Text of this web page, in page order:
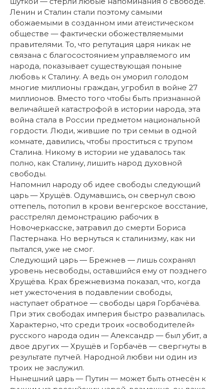
Ленин и Сталин стали поэтому самыми
обожаемыми в созданном ими атеистическом
обществе — фактически обожествляемыми
правителями. То, что репутация царя никак не
связана с благосостоянием управляемого им
народа, показывает существующая поныне
любовь к Сталину. А ведь он уморил голодом
многие миллионы граждан, угробил в войне 27
миллионов. Вместо того чтобы быть признанной
величайшей катастрофой в истории народа, эта
война стала в России предметом национальной
гордости. Люди, жившие по три семьи в одной
комнате, давились, чтобы проститься с трупом
Сталина. Никому в истории не удавалось так
полно, как Сталину, лишить народ духовной
свободы.
Напомнил народу об идее свободы следующий
царь — Хрущёв. Одумавшись, он свернул свою
оттепель, потопил в крови венгерское восстание,
расстрелял демонстрацию рабочих в
Новочеркасске, затравил до смерти Бориса
Пастернака. Но вернуться к сталинизму, как ни
пытался, уже не смог.
Следующий царь — Брежнев — лишь сохранял
уровень несвободы, оставшийся ему от позднего
Хрущёва. Крах брежневизма показал, что, когда
нет ужесточения в подавлении свободы,
наступает обратное — свободы царя Горбачёва.
При этих свободах империя быстро развалилась.
Характерно, что среди троих «освободителей»
русского народа один — Александр — был убит, а
двое других — Хрущёв и Горбачёв — свергнуты в
результате путчей. Народной любви ни один из
троих не заслужил.
Нынешний царь — Путин — может быть отнесён к